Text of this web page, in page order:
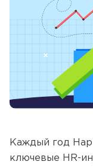
Каждый год
ключевые HR-